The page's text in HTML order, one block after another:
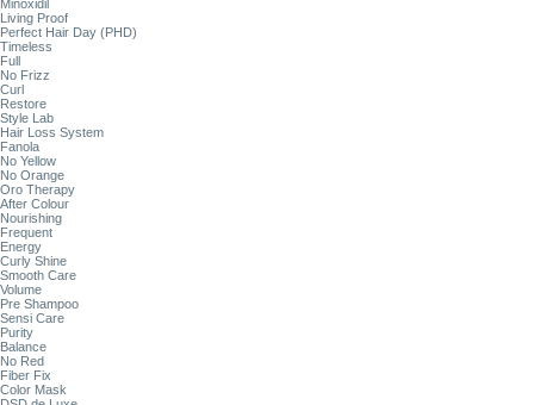
Minoxidil
Living Proof
Perfect Hair Day (PHD)
Timeless
Full
No Frizz
Curl
Restore
Style Lab
Hair Loss System
Fanola
No Yellow
No Orange
Oro Therapy
After Colour
Nourishing
Frequent
Energy
Curly Shine
Smooth Care
Volume
Pre Shampoo
Sensi Care
Purity
Balance
No Red
Fiber Fix
Color Mask